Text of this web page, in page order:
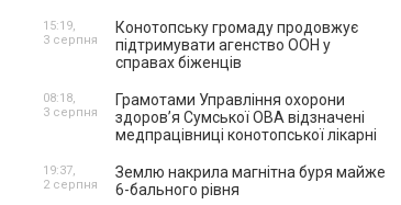
Конотопську громаду продовжує
підтримувати агенство ООН у
справах біженців
15:19,
3 серпня
Грамотами Управління охорони
здоров’я Сумської ОВА відзначені
медпрацівниці конотопської лікарні
08:18,
3 серпня
Землю накрила магнітна буря майже
6-бального рівня
19:37,
2 серпня